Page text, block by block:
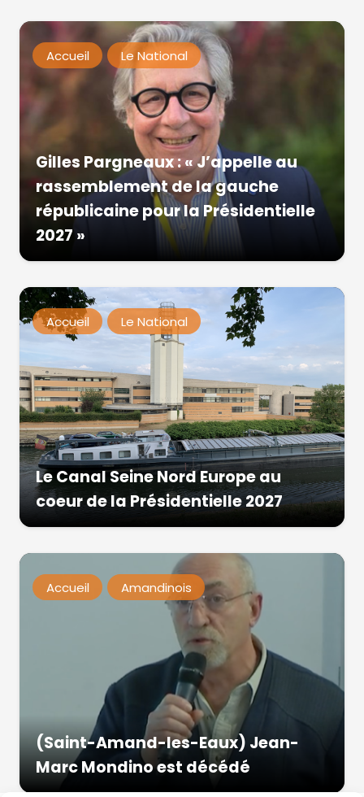
Accueil Le National
Gilles Pargneaux : « J’appelle au
rassemblement de la gauche
républicaine pour la Présidentielle
2027 »
Accueil Le National
Le Canal Seine Nord Europe au
coeur de la Présidentielle 2027
Accueil Amandinois
(Saint-Amand-les-Eaux) Jean-
Marc Mondino est décédé